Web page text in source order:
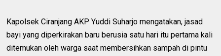
Kapolsek Ciranjang AKP Yuddi Suharjo mengatakan, jasad
bayi yang diperkirakan baru berusia satu hari itu pertama kali
ditemukan oleh warga saat membersihkan sampah di pintu